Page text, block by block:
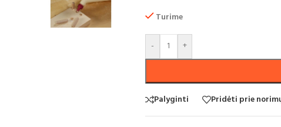
Turime
- +
Palyginti Pridėti prie